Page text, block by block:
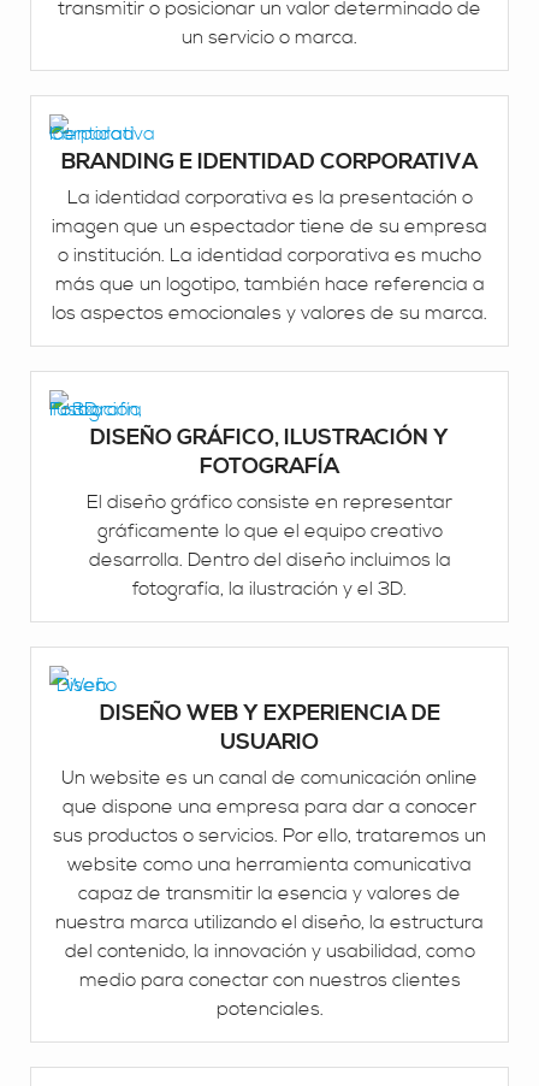
transmitir o posicionar un valor determinado de
un servicio o marca.
BRANDING E IDENTIDAD CORPORATIVA
La identidad corporativa es la presentación o
imagen que un espectador tiene de su empresa
o institución. La identidad corporativa es mucho
más que un logotipo, también hace referencia a
los aspectos emocionales y valores de su marca.
DISEÑO GRÁFICO, ILUSTRACIÓN Y
FOTOGRAFÍA
El diseño gráfico consiste en representar
gráficamente lo que el equipo creativo
desarrolla. Dentro del diseño incluimos la
fotografía, la ilustración y el 3D.
DISEÑO WEB Y EXPERIENCIA DE
USUARIO
Un website es un canal de comunicación online
que dispone una empresa para dar a conocer
sus productos o servicios. Por ello, trataremos un
website como una herramienta comunicativa
capaz de transmitir la esencia y valores de
nuestra marca utilizando el diseño, la estructura
del contenido, la innovación y usabilidad, como
medio para conectar con nuestros clientes
potenciales.